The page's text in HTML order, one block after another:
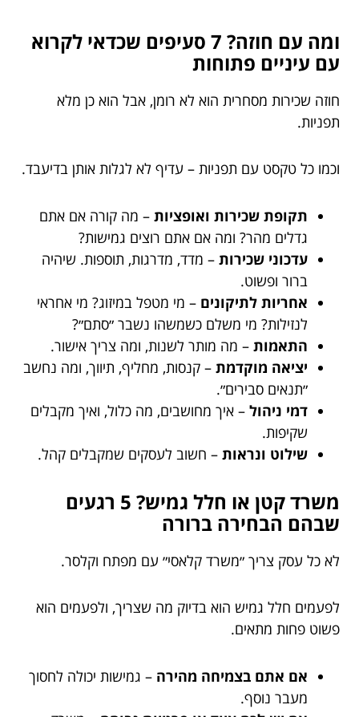
ומה עם חוזה? 7 סעיפים שכדאי לקרוא
עם עיניים פתוחות
חוזה שכירות מסחרית הוא לא רומן, אבל הוא כן מלא
תפניות.
וכמו כל טקסט עם תפניות – עדיף לא לגלות אותן בדיעבד.
תקופת שכירות ואופציות – מה קורה אם אתם
גדלים מהר? ומה אם אתם רוצים גמישות?
עדכוני שכירות – מדד, מדרגות, תוספות. שיהיה
ברור ופשוט.
אחריות לתיקונים – מי מטפל במיזוג? מי אחראי
לנזילות? מי משלם כשמשהו נשבר ״סתם״?
התאמות – מה מותר לשנות, ומה צריך אישור.
יציאה מוקדמת – קנסות, מחליף, תיווך, ומה נחשב
״תנאים סבירים״.
דמי ניהול – איך מחושבים, מה כלול, ואיך מקבלים
שקיפות.
שילוט ונראות – חשוב לעסקים שמקבלים קהל.
משרד קטן או חלל גמיש? 5 רגעים
שבהם הבחירה ברורה
לא כל עסק צריך ״משרד קלאסי״ עם מפתח וקלסר.
לפעמים חלל גמיש הוא בדיוק מה שצריך, ולפעמים הוא
פשוט פחות מתאים.
אם אתם בצמיחה מהירה – גמישות יכולה לחסוך
מעבר נוסף.